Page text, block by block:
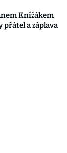
Knížákem
přátel a záplava